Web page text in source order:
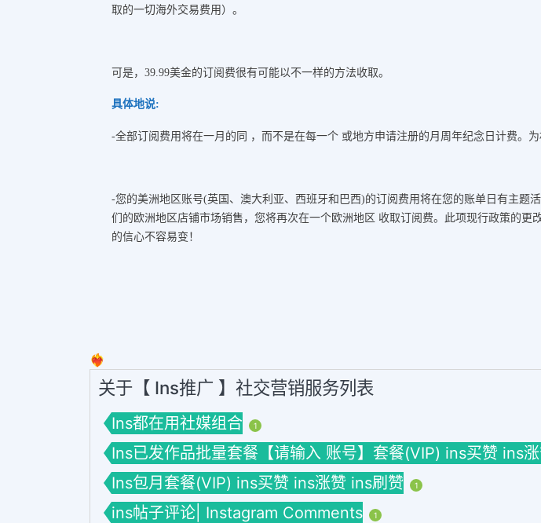
取的一切海外交易费用）。
可是，39.99美金的订阅费很有可能以不一样的方法收取。
具体地说:
-全部订阅费用将在一月的同 ，而不是在每一个 或地方申请注册的月周年纪念日计费。
-您的美洲地区账号(英国、澳大利亚、西班牙和巴西)的订阅费用将在您的账单日有主题
们的欧洲地区店铺市场销售，您将再次在一个欧洲地区 收取订阅费。此项现行政策的
的信心不容易变！
❤️‍🔥
关于【 Ins推广 】社交营销服务列表
Ins都在用社媒组合 1
Ins已发作品批量套餐【请输入 账号】套餐(VIP) ins买赞 ins
Ins包月套餐(VIP) ins买赞 ins涨赞 ins刷赞 1
ins帖子评论| Instagram Comments 1